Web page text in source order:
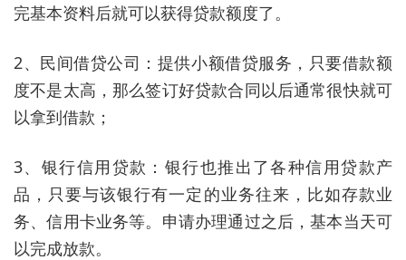
完基本资料后就可以获得贷款额度了。
2、 民间借贷公司： 提供小额借贷服务，只要借款额
度不是太高，那么签订好贷款合同以后通常很快就可
以拿到借款；
3、 银行信用贷款： 银行也推出了各种信用贷款产
品，只要与该银行有一定的业务往来，比如存款业
务、信用卡业务等。申请办理通过之后，基本当天可
以完成放款。